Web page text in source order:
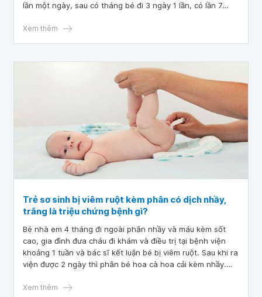
lần một ngày, sau có tháng bé đi 3 ngày 1 lần, có lần 7
sĩ bé 3 tháng tuổi không tăng cân là bị làm sao? Em cám
Xem thêm
Trẻ sơ sinh bị viêm ruột kèm phân có dịch nhầy,
trắng là triệu chứng bệnh gì?
Bé nhà em 4 tháng đi ngoài phân nhầy và máu kèm sốt
cao, gia đình đưa cháu đi khám và điều trị tại bệnh viện
khoảng 1 tuần và bác sĩ kết luận bé bị viêm ruột. Sau khi ra
viện được 2 ngày thì phân bé hoa cà hoa cải kèm nhầy.
nữa. Bác sĩ cho em hỏi trẻ sơ sinh bị viêm ruột kèm phân
Xem thêm